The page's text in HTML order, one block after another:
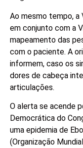
Ao mesmo tempo, a
em conjunto com a
mapeamento das
com o paciente. A
informem, caso os
dores de cabeça
articulações.
O alerta se acende
Democrática do
uma epidemia de
(Organização